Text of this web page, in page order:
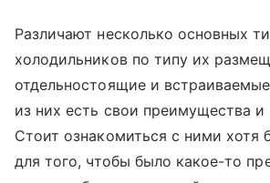
Различают несколько основных
холодильников по типу их
отдельностоящие и
из них есть свои преимущества и
Стоит ознакомиться с ними хотя
для того, чтобы было какое-то